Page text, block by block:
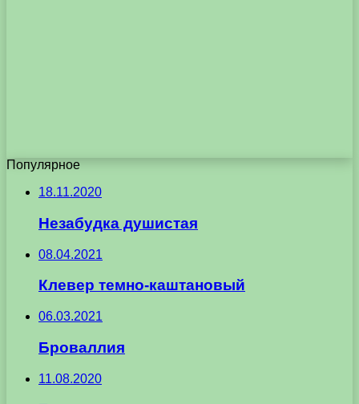
Популярное
18.11.2020
Незабудка душистая
08.04.2021
Клевер темно-каштановый
06.03.2021
Броваллия
11.08.2020